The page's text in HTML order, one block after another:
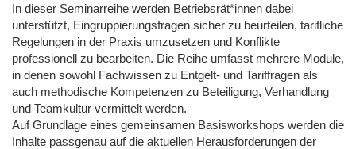
In dieser Seminarreihe werden Betriebsrät*innen dabei
unterstützt, Eingruppierungsfragen sicher zu beurteilen, tarifliche
Regelungen in der Praxis umzusetzen und Konflikte
professionell zu bearbeiten. Die Reihe umfasst mehrere Module,
in denen sowohl Fachwissen zu Entgelt- und Tariffragen als
auch methodische Kompetenzen zu Beteiligung, Verhandlung
und Teamkultur vermittelt werden.
Auf Grundlage eines gemeinsamen Basisworkshops werden die
Inhalte passgenau auf die aktuellen Herausforderungen der